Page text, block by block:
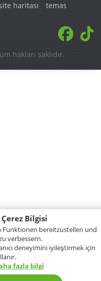
Bilgisi
Funktionen bereitzustellen und
verbessern.
deneyimini iyileştirmek için
fazla bilgi
haritası
temas
hakları saklıdır.